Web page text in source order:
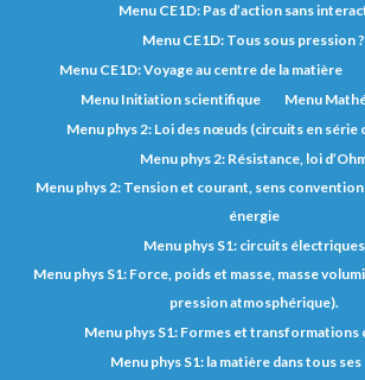
Menu CE1D: Pas d’action sans
Menu CE1D: Tous sous pression ?
Menu CE1D: Voyage au centre de la matière
Menu Initiation scientifique
Menu
Menu phys 2: Loi des nœuds (circuits en série
Menu phys 2: Résistance, loi
Menu phys 2: Tension et courant, sens
énergie
Menu phys S1: circuits électriques
Menu phys S1: Force, poids et masse, masse
pression atmosphérique).
Menu phys S1: Formes et transformations
Menu phys S1: la matière dans tous